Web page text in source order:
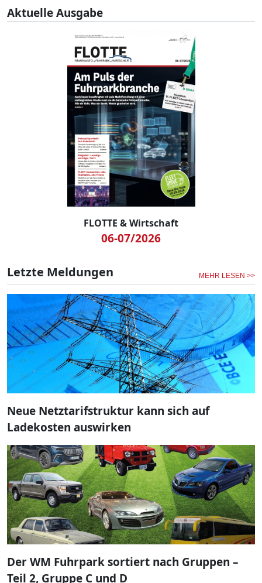
Aktuelle Ausgabe
FLOTTE & Wirtschaft
06-07/2026
Letzte Meldungen MEHR LESEN >>
Neue Netztarifstruktur kann sich auf
Ladekosten auswirken
Der WM Fuhrpark sortiert nach Gruppen –
Teil 2, Gruppe C und D